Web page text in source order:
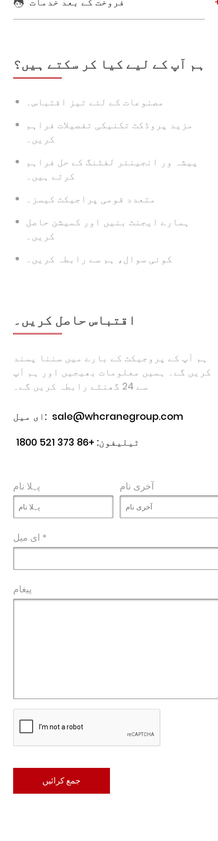
ہم آپ کے لیے کیا کر سکتے ہیں؟
مصنوعات کے لئے تیز اقتباس۔
مزید پروڈکٹ تکنیکی تفصیلات فراہم
کریں۔
پیشہ ور انجینئر لفٹنگ کے حل فراہم
کرتے ہیں۔
متعدد قومی پراجیکٹ کیسز۔
ہمارے ایجنٹ بنیں اور کمیشن حاصل
کریں۔
کوئی سوال، ہم سے رابطہ کریں۔
اقتباس حاصل کریں۔
ہم آپ کے پروجیکٹ کے بارے میں سننا پسند
کریں گے۔ ہمیں معلومات بھیجیں اور ہم آپ
سے 24 گھنٹے رابطہ کریں گے۔
ای میل: sale@whcranegroup.com
ٹیلیفون: +86 373 521 1800
پہلا نام آخری نام
ای میل *
پیغام